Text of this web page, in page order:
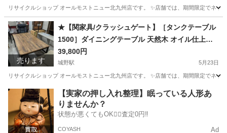
要決済前問い合わせ】
リサイクルショップ オールモストニュー北九州店です。 ✨️店舗では、期間限定でネ
福岡 北九州市 城野駅 収納家具 商品
売ります
★【関家具/クラッシュゲート】［タンクテーブル
1500］ダイニングテーブル 天然木 オイル仕上げ
【99,000円で購入】【配達に設置込み】💳配送時
🌟代引き可💳※現金、クレジット、スマホ決済対
応※
39,800円
城野駅 5月23日
リサイクルショップ オールモストニュー北九州店です。 ✨️店舗では、期間限定でネ
福岡 北九州市 城野駅 テーブル 商品
【実家の押し入れ整理】眠っている人形あ
りませんか？
状態が悪くてもOK🙆‍♀️査定0円‼️
COYASH Ad